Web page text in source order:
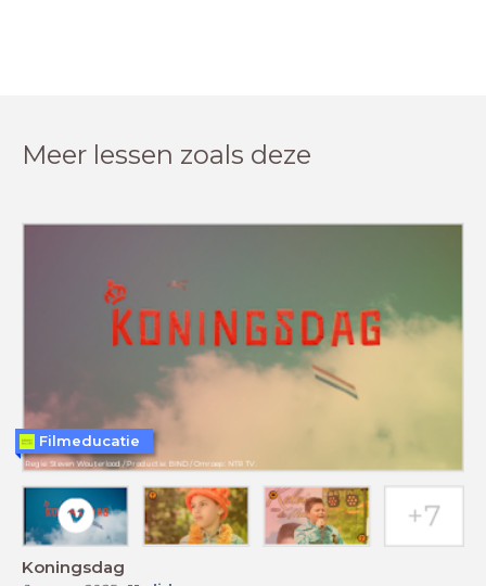
Meer lessen zoals deze
Koningsdag
Filmeducatie